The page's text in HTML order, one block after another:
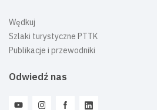
Wędkuj
Szlaki turystyczne PTTK
Publikacje i przewodniki
Odwiedź nas